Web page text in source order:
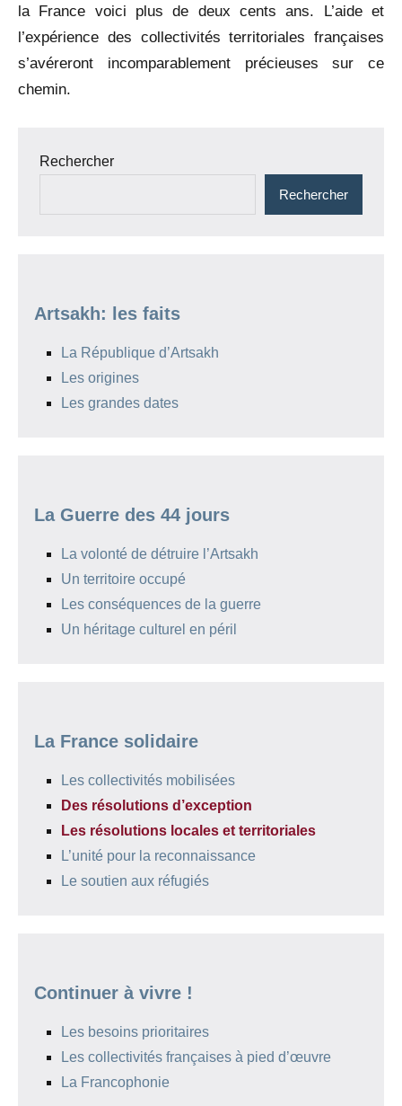
la France voici plus de deux cents ans. L’aide et
l’expérience des collectivités territoriales françaises
s’avéreront incomparablement précieuses sur ce
chemin.
de
l’article
Rechercher
Rechercher
Artsakh: les faits
La République d’Artsakh
Les origines
Les grandes dates
La Guerre des 44 jours
La volonté de détruire l’Artsakh
Un territoire occupé
Les conséquences de la guerre
Un héritage culturel en péril
La France solidaire
Les collectivités mobilisées
Des résolutions d’exception
Les résolutions locales et territoriales
L’unité pour la reconnaissance
Le soutien aux réfugiés
Continuer à vivre !
Les besoins prioritaires
Les collectivités françaises à pied d’œuvre
La Francophonie